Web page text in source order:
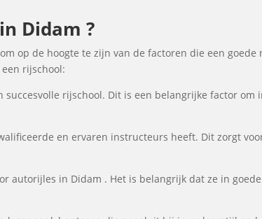
Didam ?
op de hoogte te zijn van de factoren die een
rijschool:
succesvolle rijschool. Dit is een belangrijke factor
en ervaren instructeurs heeft. Dit zorgt
autorijles in Didam . Het is belangrijk dat ze in